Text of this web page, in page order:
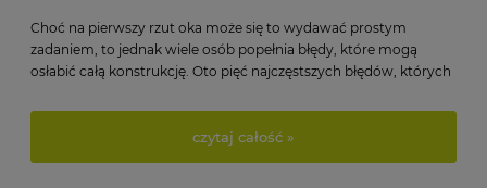
Choć na pierwszy rzut oka może się to wydawać prostym
zadaniem, to jednak wiele osób popełnia błędy, które mogą
osłabić całą konstrukcję. Oto pięć najczęstszych błędów, których
projektów.
czytaj całość »